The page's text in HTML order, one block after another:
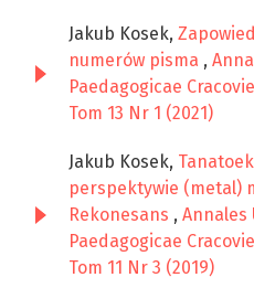
Jakub Kosek,
numerów pisma ,
Paedagogicae
Tom 13 Nr 1 (2021)
Jakub Kosek,
perspektywie (metal)
Rekonesans , Annales
Paedagogicae
Tom 11 Nr 3 (2019)